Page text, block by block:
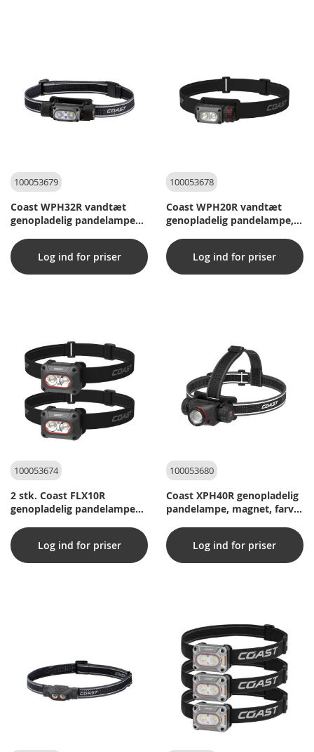
100053679
Coast WPH32R vandtæt
genopladelig pandelampe
Log ind for priser
100053678
Coast WPH20R vandtæt
genopladelig pandelampe,
lumen
Log ind for priser
100053674
2 stk. Coast FLX10R
genopladelig pandelampe
lumen
Log ind for priser
100053680
Coast XPH40R genopladelig
pandelampe, magnet, farver
lumen
Log ind for priser